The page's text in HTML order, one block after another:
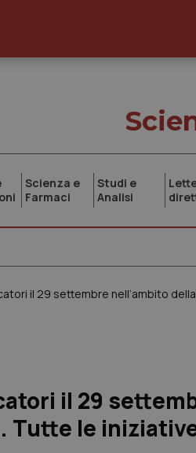
Scienza e
Farmaci
Studi e
Analisi
il 29 settembre nell’ambito
il 29
Tutte le